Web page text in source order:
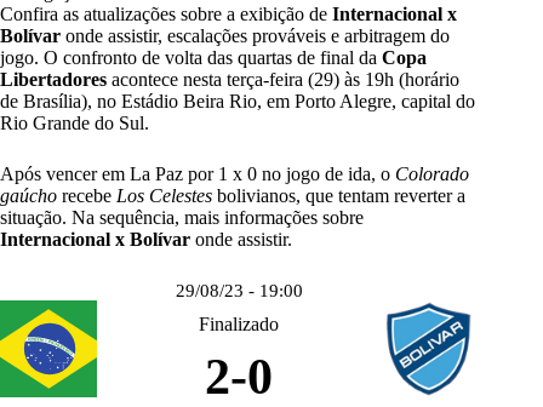
Confira as atualizações sobre a exibição de Internacional x
Bolívar onde assistir, escalações prováveis e arbitragem do
jogo. O confronto de volta das quartas de final da Copa
Libertadores acontece nesta terça-feira (29) às 19h (horário
de Brasília), no Estádio Beira Rio, em Porto Alegre, capital do
Rio Grande do Sul.
Após vencer em La Paz por 1 x 0 no jogo de ida, o Colorado
gaúcho recebe Los Celestes bolivianos, que tentam reverter a
situação. Na sequência, mais informações sobre
Internacional x Bolívar onde assistir.
29/08/23 - 19:00
Finalizado
2-0